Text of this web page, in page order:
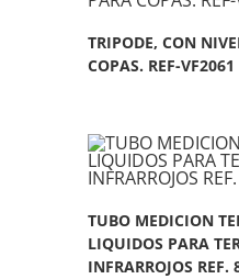
TRIPODE, CON
COPAS. REF-VF2061
TUBO MEDICION
LIQUIDOS PARA
INFRARROJOS REF.